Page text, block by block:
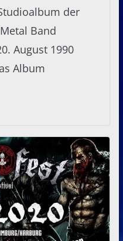
der
Band
August 1990
Album